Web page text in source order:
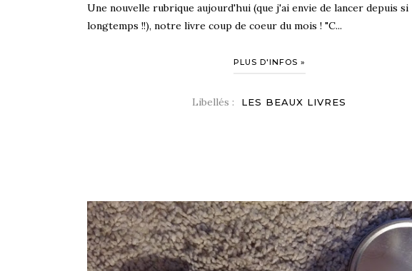
Une nouvelle rubrique aujourd'hui (que j'ai envie de lancer depuis si
longtemps !!), notre livre coup de coeur du mois ! "C...
PLUS D'INFOS »
Libellés : LES BEAUX LIVRES